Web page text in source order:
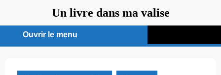
contenu
Un livre dans ma valise
Ouvrir le menu